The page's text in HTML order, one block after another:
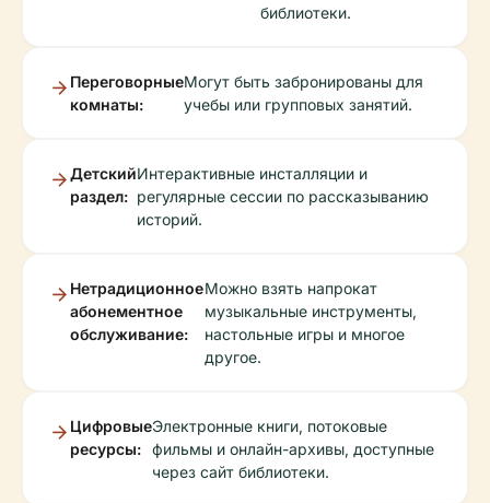
библиотеки.
Переговорные
комнаты:
Могут быть забронированы для
учебы или групповых занятий.
Детский
раздел:
Интерактивные инсталляции и
регулярные сессии по рассказыванию
историй.
Нетрадиционное
абонементное
обслуживание:
Можно взять напрокат
музыкальные инструменты,
настольные игры и многое
другое.
Цифровые
ресурсы:
Электронные книги, потоковые
фильмы и онлайн-архивы, доступные
через сайт библиотеки.